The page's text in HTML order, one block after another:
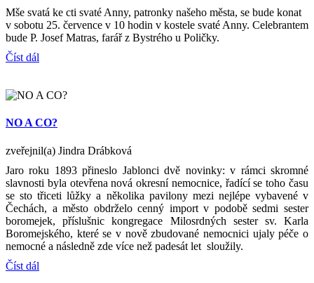
Mše svatá ke cti svaté Anny, patronky našeho města, se bude konat
v sobotu 25. července v 10 hodin v kostele svaté Anny. Celebrantem
bude P. Josef Matras, farář z Bystrého u Poličky.
Číst dál
NO A CO?
zveřejnil(a) Jindra Drábková
Jaro roku 1893 přineslo Jablonci dvě novinky: v rámci skromné
slavnosti byla otevřena nová okresní nemocnice, řadící se toho času
se sto třiceti lůžky a několika pavilony mezi nejlépe vybavené v
Čechách, a město obdrželo cenný import v podobě sedmi sester
boromejek, příslušnic kongregace Milosrdných sester sv. Karla
Boromejského, které se v nově zbudované nemocnici ujaly péče o
nemocné a následně zde více než padesát let sloužily.
Číst dál